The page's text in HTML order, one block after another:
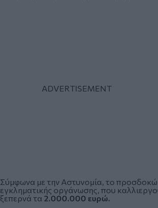
Σύμφωνα με την Αστυνομία, το
εγκληματικής οργάνωσης, που
ξεπερνά τα 2.000.000 ευρώ.